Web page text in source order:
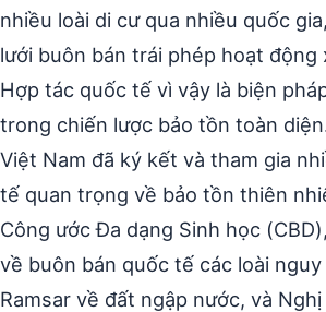
nhiều loài di cư qua nhiều quốc
lưới buôn bán trái phép hoạt động
Hợp tác quốc tế vì vậy là biện
trong chiến lược bảo tồn toàn
Việt Nam đã ký kết và tham gia
tế quan trọng về bảo tồn thiên
Công ước Đa dạng Sinh học
về buôn bán quốc tế các loài
Ramsar về đất ngập nước, và